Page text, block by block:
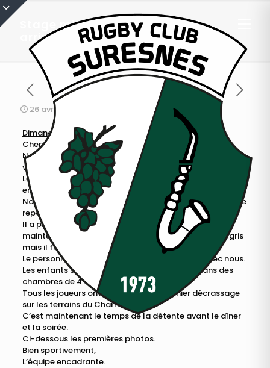
Stage minimes & cadets 2015 :
arrivée au Chambon !
26 avril 2015
Dimanche 26 avril 18h00
Chers parents,
Nous sommes arrivés à la base de loisir duChambon
vers 15h.
Le voyage en bus s’est déroulé sans encombre ; les
enfants se sont très bien comportés.
Nous nous sommes arrêtés pour déjeuner sur une aire de
repos de l’autoroute aux environs de Poitiers.
Il a plu un peu pendant le voyage, mais le temps est
maintenant clément depuis notre arrivée. Le ciel est gris
mais il fait doux. Pourvu que ça dure !
Le personnel du Chambon est très prévenant avec nous.
Les enfants sont confortablement installés dans des
chambres de 4 à 8 lits.
Tous les joueurs ont eu droit à leur premier décrassage
sur les terrains du Chambon.
C’est maintenant le temps de la détente avant le dîner
et la soirée.
Ci-dessous les premières photos.
Bien sportivement,
L’équipe encadrante.